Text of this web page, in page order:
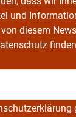
und
diesem